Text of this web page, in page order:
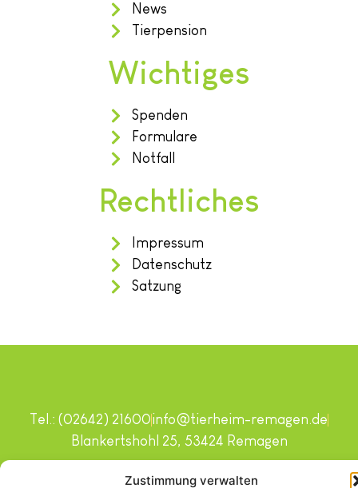
Zustimmung verwalten
News
Tierpension
Wichtiges
Spenden
Formulare
Notfall
Rechtliches
Impressum
Datenschutz
Satzung
Copyright © 2024. Alle Rechte vorbehalten.
Tel.: (02642) 21600info@tierheim-remagen.de
Blankertshohl 25, 53424 Remagen